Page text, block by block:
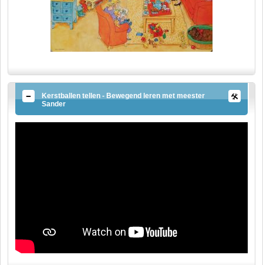
Kerstballen tellen - Bewegend leren met meester
Sander